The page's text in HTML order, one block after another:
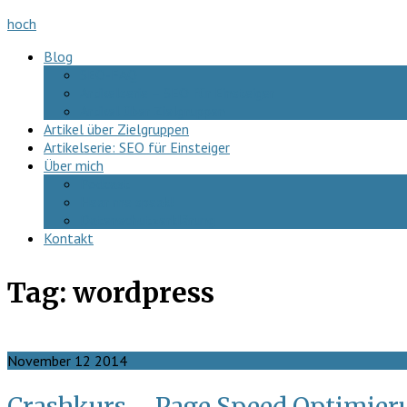
hoch
Blog
Artikel über Zielgruppen
Artikelserie: SEO für Einsteiger
Über mich
Kontakt
Tag: wordpress
November 12 2014